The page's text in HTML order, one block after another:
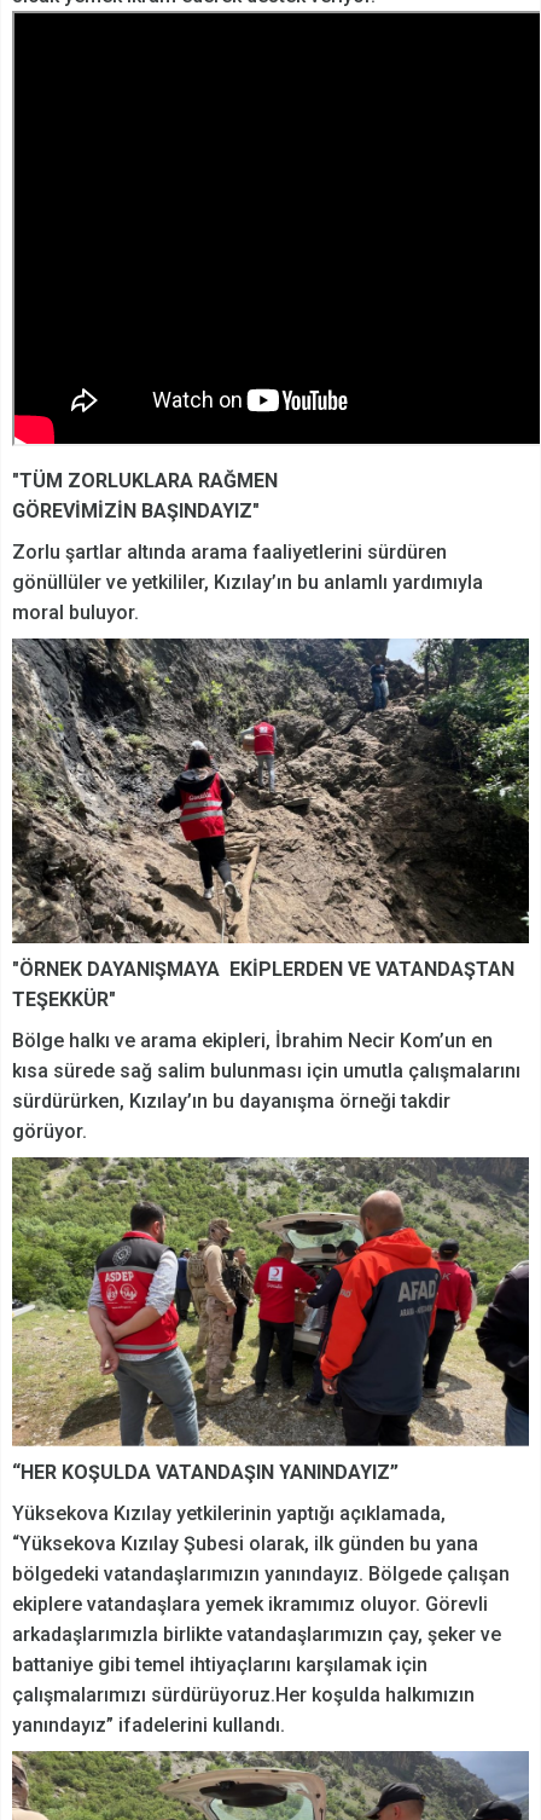
"TÜM ZORLUKLARA RAĞMEN
GÖREVİMİZİN BAŞINDAYIZ"
Zorlu şartlar altında arama faaliyetlerini sürdüren
gönüllüler ve yetkililer, Kızılay’ın bu anlamlı yardımıyla
moral buluyor.
"ÖRNEK DAYANIŞMAYA EKİPLERDEN VE VATANDAŞTAN
TEŞEKKÜR"
Bölge halkı ve arama ekipleri, İbrahim Necir Kom’un en
kısa sürede sağ salim bulunması için umutla çalışmalarını
sürdürürken, Kızılay’ın bu dayanışma örneği takdir
görüyor.
“HER KOŞULDA VATANDAŞIN YANINDAYIZ”
Yüksekova Kızılay yetkilerinin yaptığı açıklamada,
“Yüksekova Kızılay Şubesi olarak, ilk günden bu yana
bölgedeki vatandaşlarımızın yanındayız. Bölgede çalışan
ekiplere vatandaşlara yemek ikramımız oluyor. Görevli
arkadaşlarımızla birlikte vatandaşlarımızın çay, şeker ve
battaniye gibi temel ihtiyaçlarını karşılamak için
çalışmalarımızı sürdürüyoruz.Her koşulda halkımızın
yanındayız” ifadelerini kullandı.